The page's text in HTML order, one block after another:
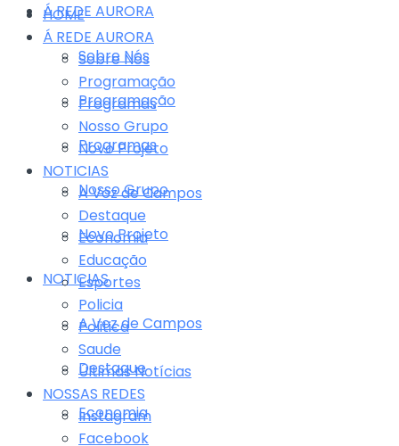
Á REDE AURORA
Sobre Nós
Programação
Programas
Nosso Grupo
Novo Projeto
NOTICIAS
A Voz de Campos
Destaque
Economia
HOME
Á REDE AURORA
Sobre Nós
Programação
Programas
Nosso Grupo
Novo Projeto
NOTICIAS
A Voz de Campos
Destaque
Economia
Educação
Esportes
Policia
Politica
Saude
Últimas Notícias
NOSSAS REDES
Instagram
Facebook